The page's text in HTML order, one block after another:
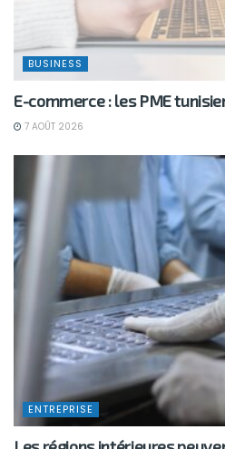
BUSINESS
E-commerce : les PME
7 AOÛT 2026
ENTREPRISE